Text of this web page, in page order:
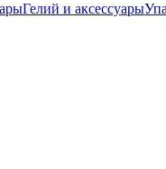
Гелий и аксессуары